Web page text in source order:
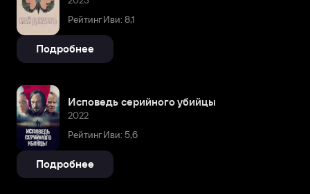
Рейтинг Иви: 8,1
Подробнее
Исповедь серийного убийцы
2022
Рейтинг Иви: 5,6
Подробнее